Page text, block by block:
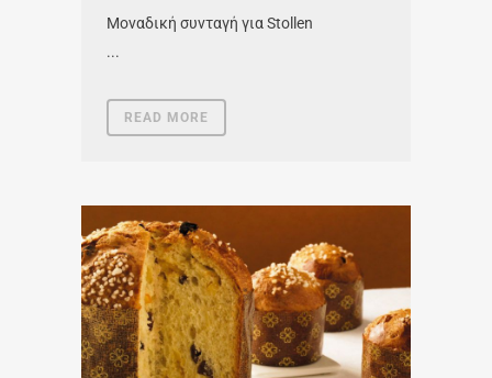
Μοναδική συνταγή για Stollen
...
READ MORE